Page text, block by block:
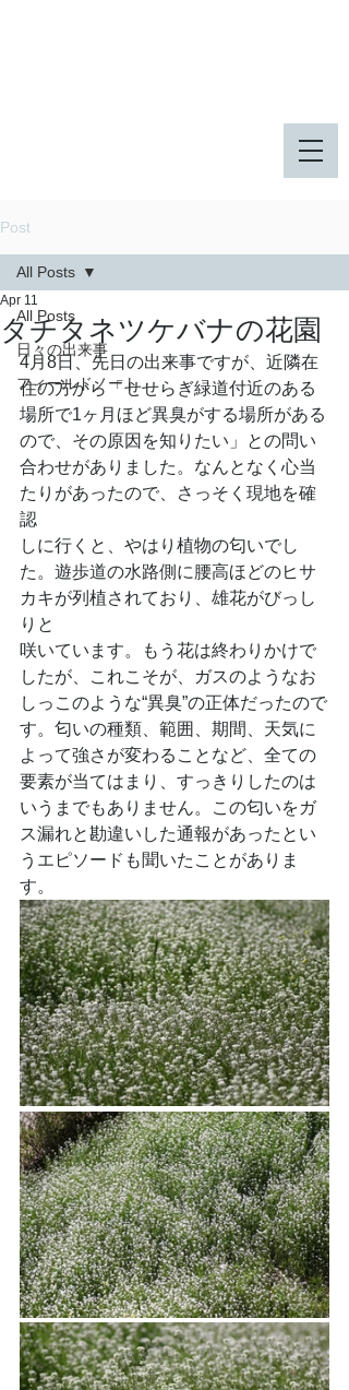
Post
All Posts
日々の出来事
フィールドノート
All Posts
タチタネツケバナの花園
Apr 11
4月8日、先日の出来事ですが、近隣在
住の方から「せせらぎ緑道付近のある
場所で1ヶ月ほど異臭がする場所がある
ので、その原因を知りたい」との問い
合わせがありました。なんとなく心当
たりがあったので、さっそく現地を確
認
しに行くと、やはり植物の匂いでし
た。遊歩道の水路側に腰高ほどのヒサ
カキが列植されており、雄花がびっし
りと
咲いています。もう花は終わりかけで
したが、これこそが、ガスのようなお
しっこのような“異臭”の正体だったので
す。匂いの種類、範囲、期間、天気に
よって強さが変わることなど、全ての
要素が当てはまり、すっきりしたのは
いうまでもありません。この匂いをガ
ス漏れと勘違いした通報があったとい
うエピソードも聞いたことがありま
す。